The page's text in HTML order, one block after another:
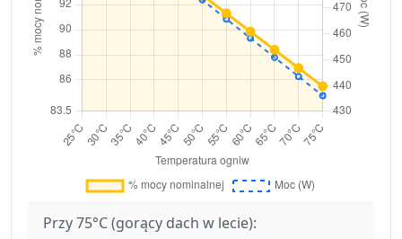
Przy 75°C (gorący dach w lecie):